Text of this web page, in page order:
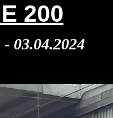
200
03.04.2024